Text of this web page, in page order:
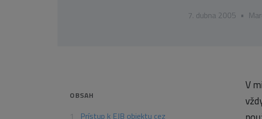
7. dubna 2005 •
OBSAH
Prístup k EJB objektu cez
V